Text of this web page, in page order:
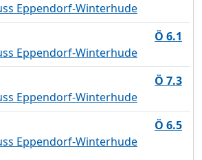
Eppendorf-Winterhude
Ö 6.1
Eppendorf-Winterhude
Ö 7.3
Eppendorf-Winterhude
Ö 6.5
Eppendorf-Winterhude